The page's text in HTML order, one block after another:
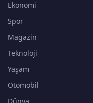
Ekonomi
Spor
Magazin
Teknoloji
Yaşam
Otomobil
Dünya